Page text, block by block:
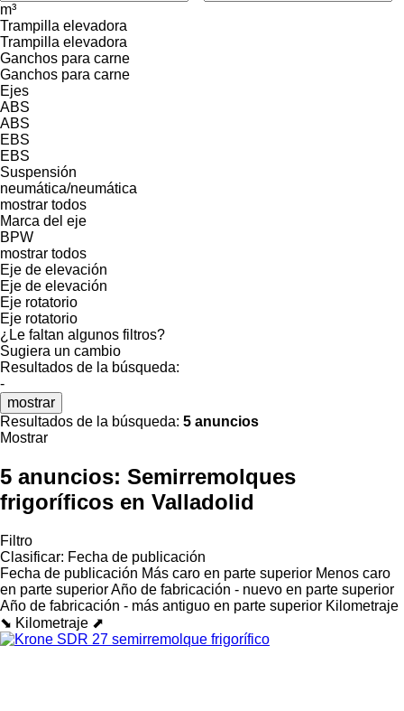
m³
Trampilla elevadora
Trampilla elevadora
Ganchos para carne
Ganchos para carne
Ejes
ABS
ABS
EBS
EBS
Suspensión
neumática/neumática
mostrar todos
Marca del eje
BPW
mostrar todos
Eje de elevación
Eje de elevación
Eje rotatorio
Eje rotatorio
¿Le faltan algunos filtros?
Sugiera un cambio
Resultados de la búsqueda:
-
mostrar
Resultados de la búsqueda: 5 anuncios
Mostrar
5 anuncios: Semirremolques
frigoríficos en Valladolid
Filtro
Clasificar: Fecha de publicación
Fecha de publicación Más caro en parte superior Menos caro
en parte superiorAño de fabricación - nuevo en parte superior
Año de fabricación - más antiguo en parte superior Kilometraje
⬊ Kilometraje ⬈